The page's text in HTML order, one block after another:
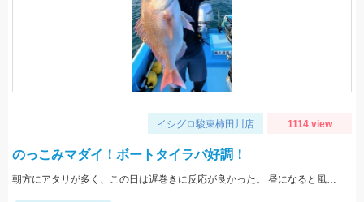
イシグロ駿東柿田川店 1114 view
のっこみマダイ！ボートタイラバ好調！
朝方にアタリが多く、この日は遅巻きに反応が良かった。 昼になると風と潮が出てはじめ、重いタイラバ（150ｇ以上）が必要だった。